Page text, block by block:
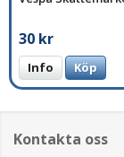
30 kr
Info Köp
Kontakta oss